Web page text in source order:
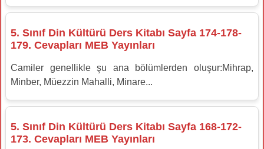
5. Sınıf Din Kültürü Ders Kitabı Sayfa 174-178-
179. Cevapları MEB Yayınları
Camiler genellikle şu ana bölümlerden oluşur:Mihrap,
Minber, Müezzin Mahalli, Minare...
5. Sınıf Din Kültürü Ders Kitabı Sayfa 168-172-
173. Cevapları MEB Yayınları